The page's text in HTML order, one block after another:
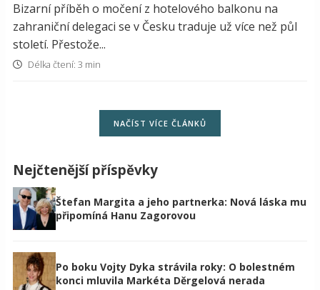
Bizarní příběh o močení z hotelového balkonu na
zahraniční delegaci se v Česku traduje už více než půl
století. Přestože...
Délka čtení: 3 min
NAČÍST VÍCE ČLÁNKŮ
Nejčtenější příspěvky
Štefan Margita a jeho partnerka: Nová láska mu
připomíná Hanu Zagorovou
Po boku Vojty Dyka strávila roky: O bolestném
konci mluvila Markéta Děrgelová nerada